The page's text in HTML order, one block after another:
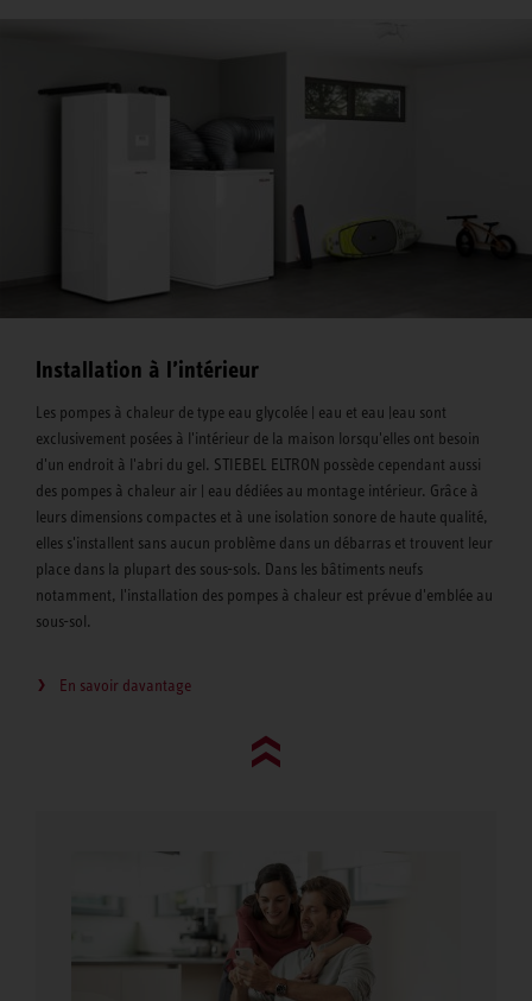
Installation à l’intérieur
Les pompes à chaleur de type eau glycolée | eau et eau |eau sont
exclusivement posées à l'intérieur de la maison lorsqu'elles ont besoin
d'un endroit à l'abri du gel. STIEBEL ELTRON possède cependant aussi
des pompes à chaleur air | eau dédiées au montage intérieur. Grâce à
leurs dimensions compactes et à une isolation sonore de haute qualité,
elles s'installent sans aucun problème dans un débarras et trouvent leur
place dans la plupart des sous-sols. Dans les bâtiments neufs
notamment, l'installation des pompes à chaleur est prévue d'emblée au
sous-sol.
En savoir davantage
Go to top (evo)